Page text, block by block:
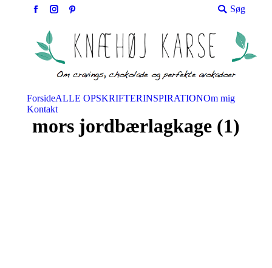
Facebook
Instagram
Søg:Søg
ForsideALLE OPSKRIFTERINSPIRATIONOm mig
Kontakt
mors jordbærlagkage (1)